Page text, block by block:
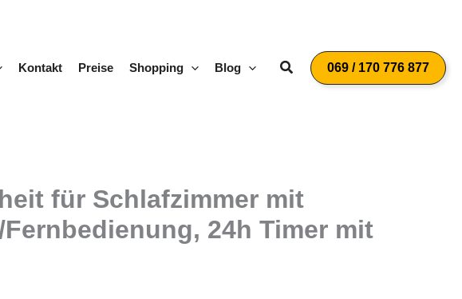
Kontakt Preise Shopping Blog Suchen069 / 170 776 877
für Schlafzimmer mit
24h Timer mit